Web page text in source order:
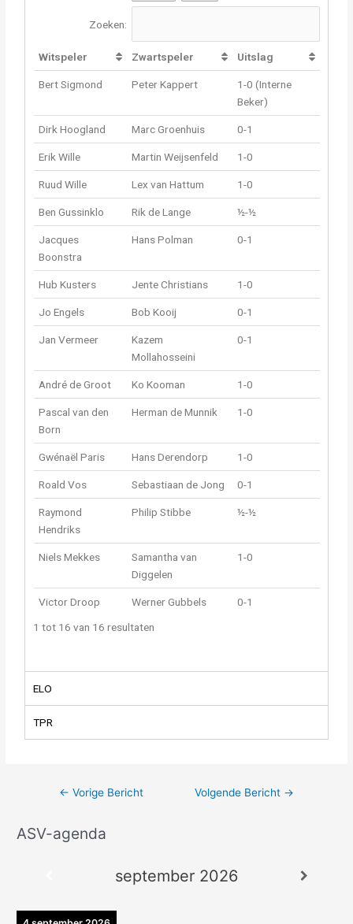
Zoeken:
Witspeler Zwartspeler Uitslag
Bert Sigmond Peter Kappert
1-0 (Interne
Beker)
Dirk Hoogland Marc Groenhuis 0-1
Erik Wille Martin Weijsenfeld 1-0
Ruud Wille Lex van Hattum 1-0
Ben Gussinklo Rik de Lange ½-½
Jacques
Boonstra
Hans Polman 0-1
Hub Kusters Jente Christians 1-0
Jo Engels Bob Kooij 0-1
Jan Vermeer
Kazem
Mollahosseini
0-1
André de Groot Ko Kooman 1-0
Pascal van den
Born
Herman de Munnik 1-0
Gwénaël Paris Hans Derendorp 1-0
Roald Vos Sebastiaan de Jong 0-1
Raymond
Hendriks
Philip Stibbe ½-½
Niels Mekkes
Samantha van
Diggelen
1-0
Victor Droop Werner Gubbels
0-1
1 tot 16 van 16 resultaten
ELO
TPR
← Vorige Bericht Volgende Bericht →
ASV-agenda
september 2026
A